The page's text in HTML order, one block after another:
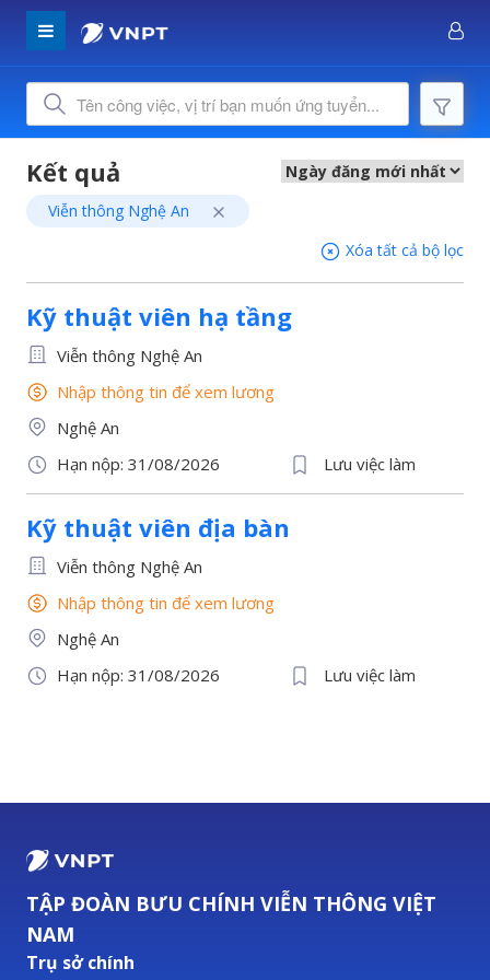
Viễn thông Nghệ An
Xóa tất cả bộ lọc
Kỹ thuật viên hạ tầng
Viễn thông Nghệ An
Nhập thông tin để xem lương
Nghệ An
Hạn nộp: 31/08/2026
Lưu việc làm
Kỹ thuật viên địa bàn
Viễn thông Nghệ An
Nhập thông tin để xem lương
Nghệ An
Hạn nộp: 31/08/2026
Lưu việc làm
TẬP ĐOÀN BƯU CHÍNH VIỄN THÔNG VIỆT
NAM
Trụ sở chính